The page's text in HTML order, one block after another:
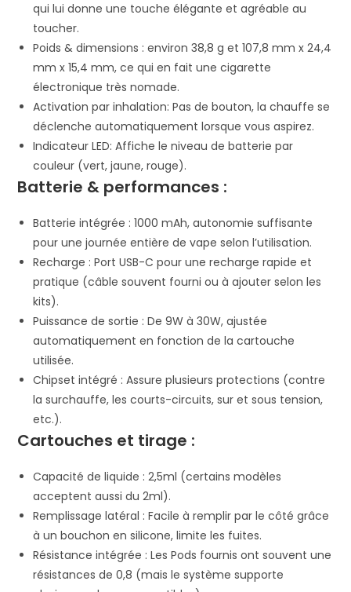
qui lui donne une touche élégante et agréable au
toucher.
Poids & dimensions : environ 38,8 g et 107,8 mm x 24,4
mm x 15,4 mm, ce qui en fait une cigarette
électronique très nomade.
Activation par inhalation: Pas de bouton, la chauffe se
déclenche automatiquement lorsque vous aspirez.
Indicateur LED: Affiche le niveau de batterie par
couleur (vert, jaune, rouge).
Batterie & performances :
Batterie intégrée : 1000 mAh, autonomie suffisante
pour une journée entière de vape selon l’utilisation.
Recharge : Port USB-C pour une recharge rapide et
pratique (câble souvent fourni ou à ajouter selon les
kits).
Puissance de sortie : De 9W à 30W, ajustée
automatiquement en fonction de la cartouche
utilisée.
Chipset intégré : Assure plusieurs protections (contre
la surchauffe, les courts-circuits, sur et sous tension,
etc.).
Cartouches et tirage :
Capacité de liquide : 2,5ml (certains modèles
acceptent aussi du 2ml).
Remplissage latéral : Facile à remplir par le côté grâce
à un bouchon en silicone, limite les fuites.
Résistance intégrée : Les Pods fournis ont souvent une
résistances de 0,8 (mais le système supporte